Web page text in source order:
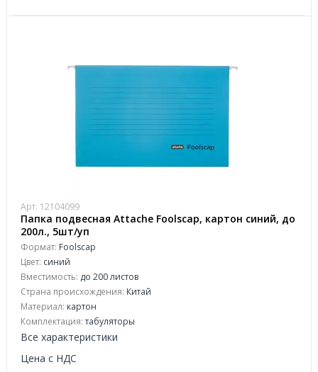
Арт. 12104099
Папка подвесная Attache Foolscap, картон синий, до
200л., 5шт/уп
Формат: Foolscap
Цвет: синий
Вместимость: до 200 листов
Страна происхождения: Китай
Материал: картон
Комплектация:табуляторы
Все характеристики
Цена с НДС